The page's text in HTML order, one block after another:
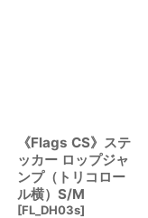
《Flags CS》ステ
ッカー ロップジャ
ンプ（トリコロー
ル横）S/M
[FL_DH03s]